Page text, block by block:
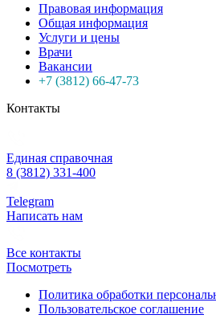
Правовая информация
Общая информация
Услуги и цены
Врачи
Вакансии
+7 (3812) 66-47-73
Контакты
Единая справочная
8 (3812) 331-400
Telegram
Написать нам
Все контакты
Посмотреть
Политика обработки
Пользовательское соглашение